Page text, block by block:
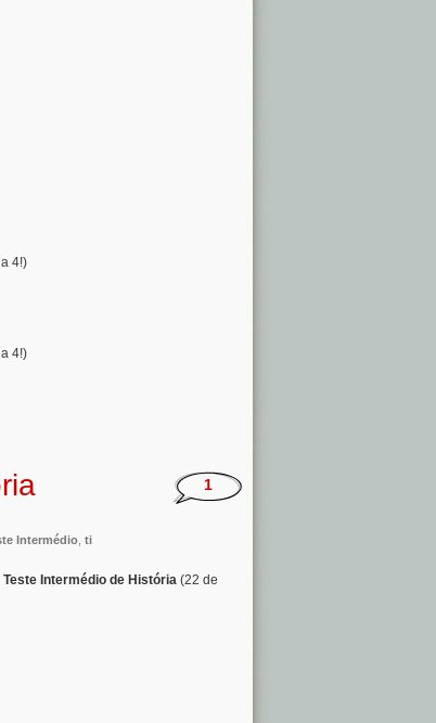
4!)
4!)
Intermédio ti
1
Teste Intermédio de História (22 de